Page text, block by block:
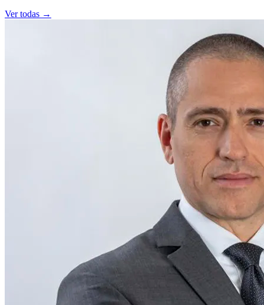
Ver todas →